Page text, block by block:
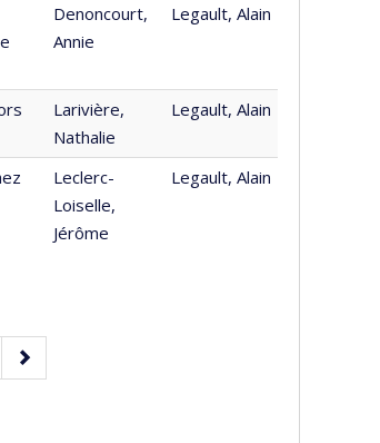
Denoncourt,
Annie
Legault, Alain
Larivière,
Nathalie
Legault, Alain
Leclerc-
Loiselle,
Jérôme
Legault, Alain
Page
suivante